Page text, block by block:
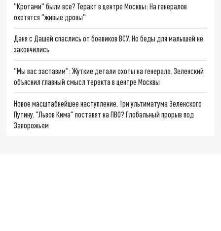
"Кротами" были все? Теракт в центре Москвы: На генералов
охотятся "живые дроны"
Даня с Дашей спаслись от боевиков ВСУ. Но беды для малышей не
закончились
"Мы вас заставим": Жуткие детали охоты на генерала. Зеленский
объяснил главный смысл теракта в центре Москвы
Новое масштабнейшее наступление. Три ультиматума Зеленского
Путину. "Львов Кима" поставят на ПВО? Глобальный прорыв под
Запорожьем